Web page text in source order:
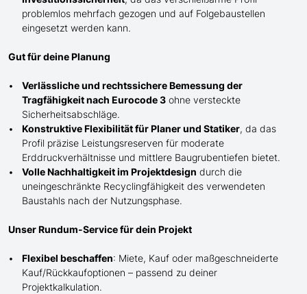
problemlos mehrfach gezogen und auf Folgebaustellen
eingesetzt werden kann.
Gut für deine Planung
Verlässliche und rechtssichere Bemessung der
Tragfähigkeit nach Eurocode 3 ohne versteckte
Sicherheitsabschläge.
Konstruktive Flexibilität für Planer und Statiker, da das
Profil präzise Leistungsreserven für moderate
Erddruckverhältnisse und mittlere Baugrubentiefen bietet.
Volle Nachhaltigkeit im Projektdesign durch die
uneingeschränkte Recyclingfähigkeit des verwendeten
Baustahls nach der Nutzungsphase.
Unser Rundum-Service für dein Projekt
Flexibel beschaffen: Miete, Kauf oder maßgeschneiderte
Kauf/Rückkaufoptionen – passend zu deiner
Projektkalkulation.